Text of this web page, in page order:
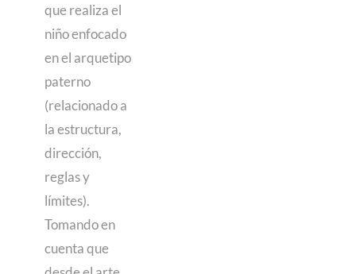
que realiza el
niño enfocado
en el arquetipo
paterno
(relacionado a
la estructura,
dirección,
reglas y
límites).
Tomando en
cuenta que